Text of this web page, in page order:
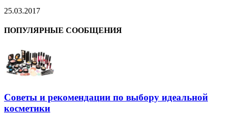
25.03.2017
ПОПУЛЯРНЫЕ СООБЩЕНИЯ
Советы и рекомендации по выбору идеальной
косметики